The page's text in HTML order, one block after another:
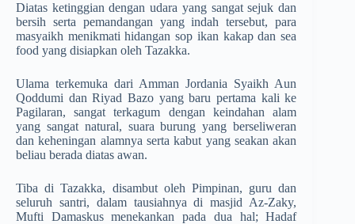
Diatas ketinggian dengan udara yang sangat sejuk dan
bersih serta pemandangan yang indah tersebut, para
masyaikh menikmati hidangan sop ikan kakap dan sea
food yang disiapkan oleh Tazakka.
Ulama terkemuka dari Amman Jordania Syaikh Aun
Qoddumi dan Riyad Bazo yang baru pertama kali ke
Pagilaran, sangat terkagum dengan keindahan alam
yang sangat natural, suara burung yang berseliweran
dan keheningan alamnya serta kabut yang seakan akan
beliau berada diatas awan.
Tiba di Tazakka, disambut oleh Pimpinan, guru dan
seluruh santri, dalam tausiahnya di masjid Az-Zaky,
Mufti Damaskus menekankan pada dua hal; Hadaf